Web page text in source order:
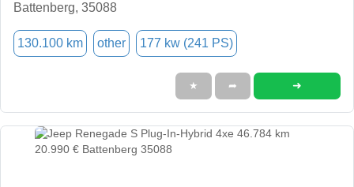
Battenberg, 35088
130.100 km other 177 kw (241 PS)
★ ➦ ➜